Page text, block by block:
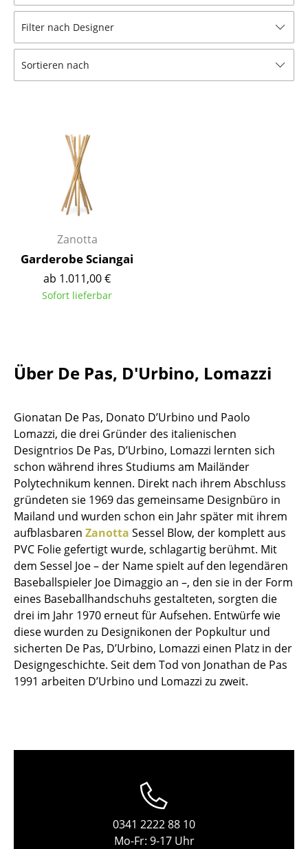
Bänke & Liegen
Sitzsäcke
Schaukelstühle
Bürodrehstühle
Konferenzstühle
Bürosessel
Einzelteile
... alle Sitzmöbel
Beistelltische
Schreibtische
Sekretäre & PC-Tische
Konferenztische
Stehtische & Stehpulte
Kindertische
Gartentische
Servierwagen
Einzelteile
... alle Tische
Aufbewahren
Sideboards & Kommoden
Filter nach Designer
Sortieren nach
Zanotta
Garderobe Sciangai
ab 1.011,00 €
Sofort lieferbar
Über De Pas, D'Urbino, Lomazzi
Gionatan De Pas, Donato D’Urbino und Paolo
Lomazzi, die drei Gründer des italienischen
Designtrios De Pas, D’Urbino, Lomazzi lernten sich
schon während ihres Studiums am Mailänder
Polytechnikum kennen. Direkt nach ihrem Abschluss
gründeten sie 1969 das gemeinsame Designbüro in
Mailand und wurden schon ein Jahr später mit ihrem
aufblasbaren Zanotta Sessel Blow, der komplett aus
PVC Folie gefertigt wurde, schlagartig berühmt. Mit
dem Sessel Joe – der Name spielt auf den legendären
Baseballspieler Joe Dimaggio an –, den sie in der Form
eines Baseballhandschuhs gestalteten, sorgten die
drei im Jahr 1970 erneut für Aufsehen. Entwürfe wie
diese wurden zu Designikonen der Popkultur und
sicherten De Pas, D’Urbino, Lomazzi einen Platz in der
Designgeschichte. Seit dem Tod von Jonathan de Pas
1991 arbeiten D’Urbino und Lomazzi zu zweit.
0341 2222 88 10
Mo-Fr: 9-17 Uhr